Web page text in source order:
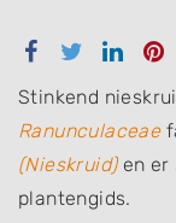
Delen
Facebook
Delen
Twitter
Delen
Stinkend
Ranunculaceae
(Nieskruid)en er
plantengids.